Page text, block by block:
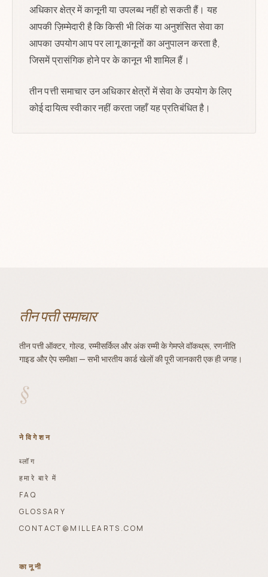
अधिकार क्षेत्र में कानूनी या उपलब्ध नहीं हो सकती हैं। यह
आपकी ज़िम्मेदारी है कि किसी भी लिंक या अनुशंसित सेवा का
आपका उपयोग आप पर लागू कानूनों का अनुपालन करता है,
जिसमें प्रासंगिक होने पर के कानून भी शामिल हैं।
तीन पत्ती समाचार उन अधिकार क्षेत्रों में सेवा के उपयोग के लिए
कोई दायित्व स्वीकार नहीं करता जहाँ यह प्रतिबंधित है।
तीन पत्ती समाचार
तीन पत्ती ऑक्टर, गोल्ड, रम्मीसर्किल और अंक रम्मी के गेमप्ले वॉकथ्रू, रणनीति
गाइड और ऐप समीक्षा — सभी भारतीय कार्ड खेलों की पूरी जानकारी एक ही जगह।
§
नेविगेशन
ब्लॉग
हमारे बारे में
FAQ
GLOSSARY
CONTACT@MILLEARTS.COM
कानूनी